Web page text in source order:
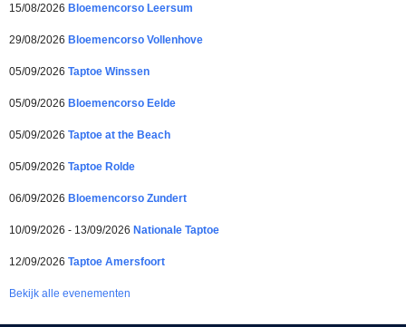
15/08/2026 Bloemencorso Leersum
29/08/2026 Bloemencorso Vollenhove
05/09/2026 Taptoe Winssen
05/09/2026 Bloemencorso Eelde
05/09/2026 Taptoe at the Beach
05/09/2026 Taptoe Rolde
06/09/2026 Bloemencorso Zundert
10/09/2026 - 13/09/2026 Nationale Taptoe
12/09/2026 Taptoe Amersfoort
Bekijk alle evenementen